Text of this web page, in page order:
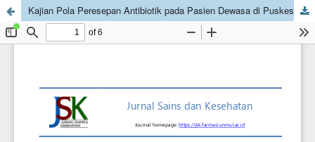
Kajian Pola Peresepan Antibiotik pada Pasien Dewasa di Puskesmas Rawat Inap Nipah Panjang Kabupaten Tanjung Jabung Timur Tahun 2019